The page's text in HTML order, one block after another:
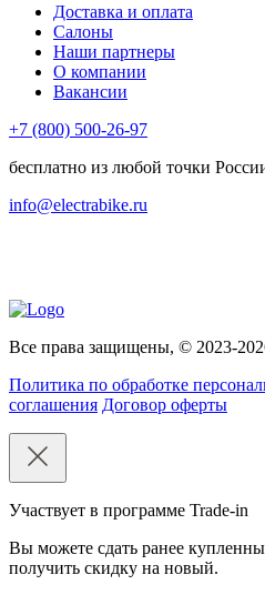
Доставка и оплата
Салоны
Наши партнеры
О компании
Вакансии
+7 (800) 500-26-97
бесплатно из любой точки
info@electrabike.ru
Все права защищены, © 2023-
Политика по обработке
соглашения Договор оферты
Участвует в программе Trade-in
Вы можете сдать ранее
получить скидку на новый.